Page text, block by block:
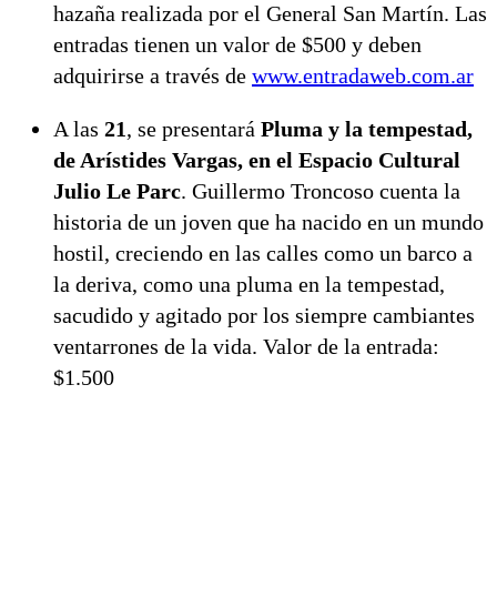
hazaña realizada por el General San Martín. Las
entradas tienen un valor de $500 y deben
adquirirse a través de www.entradaweb.com.ar
A las 21, se presentará Pluma y la tempestad,
de Arístides Vargas, en el Espacio Cultural
Julio Le Parc. Guillermo Troncoso cuenta la
historia de un joven que ha nacido en un mundo
hostil, creciendo en las calles como un barco a
la deriva, como una pluma en la tempestad,
sacudido y agitado por los siempre cambiantes
ventarrones de la vida. Valor de la entrada:
$1.500